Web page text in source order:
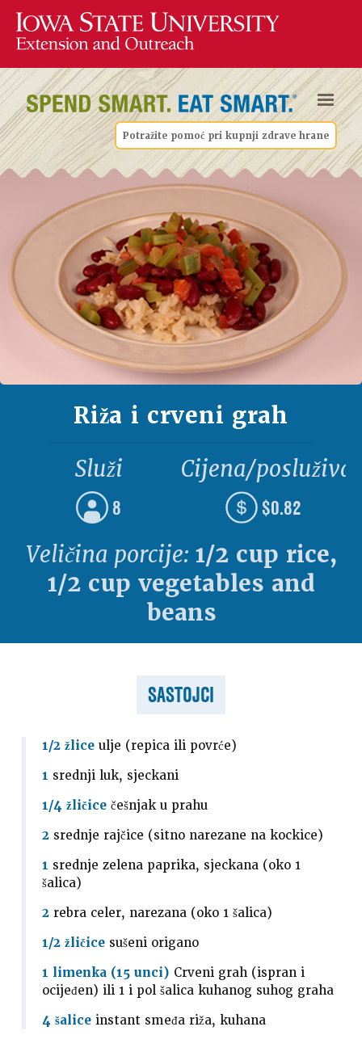
Potražite pomoć pri kupnji zdrave hrane
Riža i crveni grah
Služi
8
Cijena/
$0.82
Veličina porcije: 1/2 cup rice,
1/2 cup vegetables and
beans
SASTOJCI
1/2 žlice ulje (repica ili povrće)
1 srednji luk, sjeckani
1/4 žličice češnjak u prahu
2 srednje rajčice (sitno narezane na kockice)
1 srednje zelena paprika, sjeckana (oko 1
šalica)
2 rebra celer, narezana (oko 1 šalica)
1/2 žličice sušeni origano
1 limenka (15 unci) Crveni grah (ispran i
ocijeđen) ili 1 i pol šalica kuhanog suhog graha
4 šalice instant smeđa riža, kuhana